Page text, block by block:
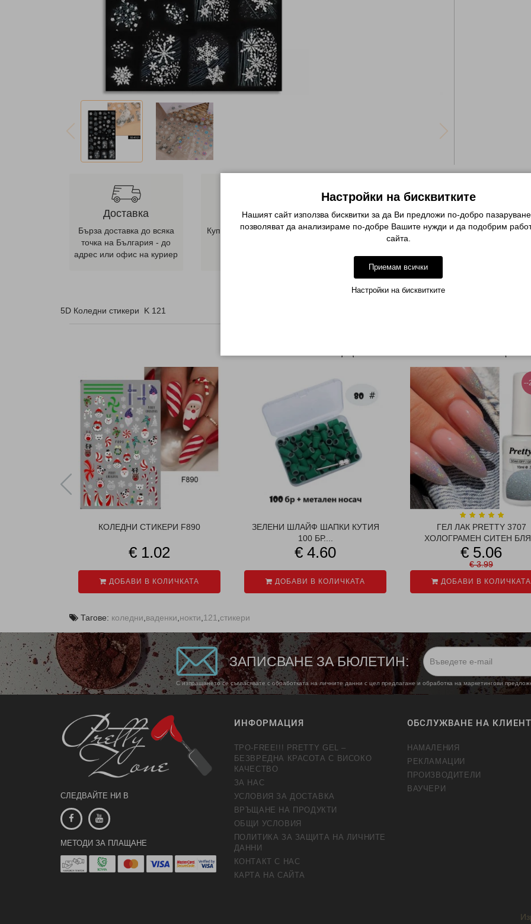
Доставка
Бърза доставка до всяка
точка на България - до
адрес или офис на куриер
Лесна поръчка
Купете от нашия сайт или
Качество без
компромиси
Невероятни продукти и
Описание
5D Коледни стикери K 121
КОЛЕДНИ СТИКЕРИ F890
€ 1.02
ДОБАВИ В КОЛИЧКАТА
ЗЕЛЕНИ ШЛАЙФ ШАПКИ КУТИЯ
100 БР....
€ 4.60
ДОБАВИ В КОЛИЧКАТА
--
ГЕЛ ЛАК PRETTY 3707
ХОЛОГРАМЕН СИТЕН
€ 5.06
€ 3.99
ДОБАВИ В КОЛИЧКАТА
Тагове: коледни ваденки нокти 121 стикери
ЗАПИСВАНЕ ЗА БЮЛЕТИН:
С изпращането се съгласявате с обработката на личните данни с цел предлагане и обработка на маркетингови
СЛЕДВАЙТЕ НИ В
МЕТОДИ ЗА ПЛАЩАНЕ
ИНФОРМАЦИЯ
TPO-FREE!!! PRETTY GEL –
БЕЗВРЕДНА КРАСОТА С ВИСОКО
КАЧЕСТВО
ЗА НАС
УСЛОВИЯ ЗА ДОСТАВКА
ВРЪЩАНЕ НА ПРОДУКТИ
ОБЩИ УСЛОВИЯ
ПОЛИТИКА ЗА ЗАЩИТА НА ЛИЧНИТЕ
ДАННИ
КОНТАКТ С НАС
КАРТА НА САЙТА
ОБСЛУЖВАНЕ НА
НАМАЛЕНИЯ
РЕКЛАМАЦИИ
ПРОИЗВОДИТЕЛИ
ВАУЧЕРИ
Настройки на бисквитките
Нашият сайт използва бисквитки за да Ви предложи по-добро
позволяват да анализираме по-добре Вашите нужди и да подобрим
сайта.
Приемам всички
Настройки на бисквитките